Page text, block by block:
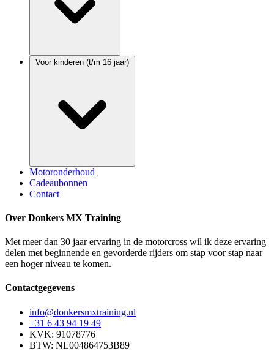
Voor kinderen (t/m 16 jaar)
Motoronderhoud
Cadeaubonnen
Contact
Over Donkers MX Training
Met meer dan 30 jaar ervaring in de motorcross wil ik deze ervaring
delen met beginnende en gevorderde rijders om stap voor stap naar
een hoger niveau te komen.
Contactgegevens
info@donkersmxtraining.nl
+31 6 43 94 19 49
KVK: 91078776
BTW: NL004864753B89